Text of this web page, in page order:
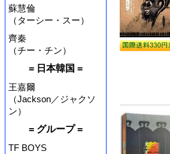
蘇慧倫
（ターシー・スー）
齊秦
（チー・チン）
= 日本韓国 =
王嘉爾
（Jackson／ジャクソ
ン）
= グループ =
TF BOYS